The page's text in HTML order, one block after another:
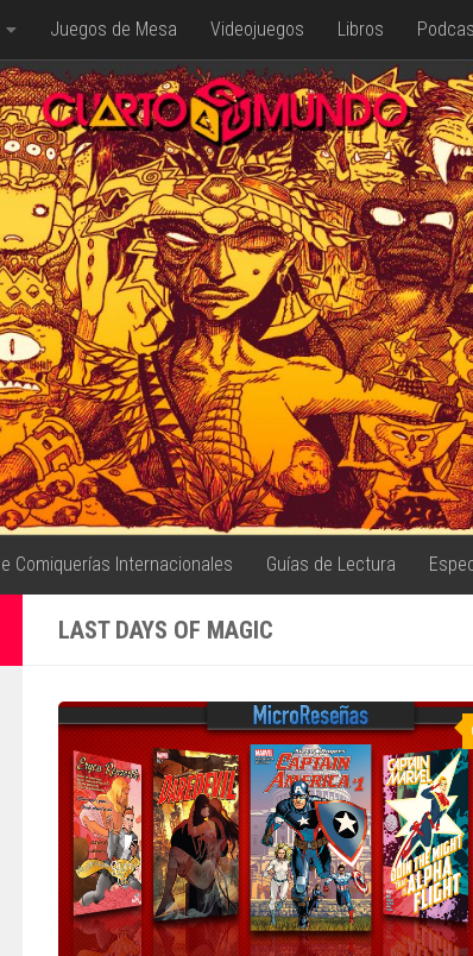
Juegos de Mesa Videojuegos Libros
Comiquerías Internacionales Guías de Lectura
LAST DAYS OF MAGIC